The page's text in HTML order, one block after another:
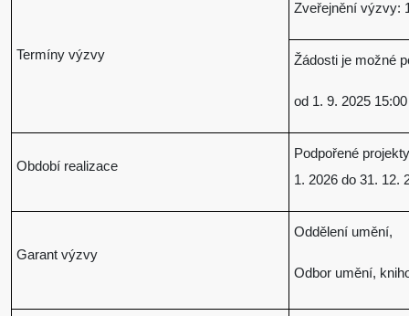
Termíny výzvy
Zveřejnění výzvy:
Žádosti je možné
od 1. 9. 2025
Období realizace
Podpořené
1. 2026 do 31. 12.
Garant výzvy
Oddělení umění,
Odbor umění,